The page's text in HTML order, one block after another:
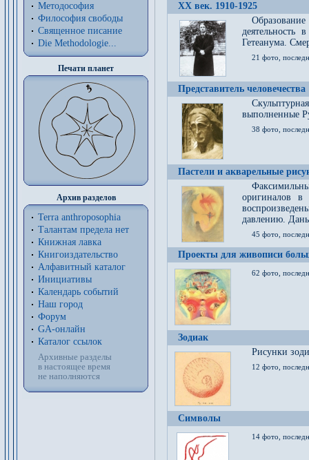
Методософия
Философия cвободы
Священное писание
Die Methodologie...
Печати планет
Архив разделов
Terra anthroposophia
Талантам предела нет
Книжная лавка
Книгоиздательство
Алфавитный каталог
Инициативы
Календарь событий
Наш город
Форум
GA-онлайн
Каталог ссылок
Архивные разделы
в настоящее время
не наполняются
XX век. 1910-1925
Образование
деятельность
Гетеанума.
21 фото,
Представитель человечества
выполненные
38 фото,
Пастели и акварельные
оригиналов
давлению.
45 фото,
Проекты для живописи
62 фото,
Зодиак
Рисунки
12 фото,
Символы
14 фото,